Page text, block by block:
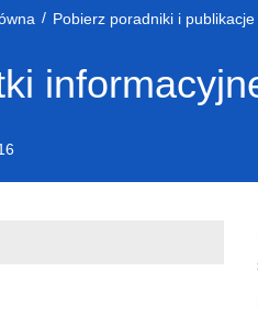
/ Pobierz poradniki i publikacje